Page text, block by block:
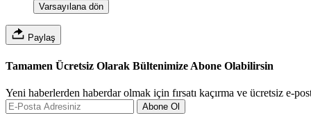
Varsayılana dön
Paylaş
Tamamen Ücretsiz Olarak Bültenimize Abone Olabilirsin
Yeni haberlerden haberdar olmak için fırsatı kaçırma ve ücretsiz e-
Abone Ol